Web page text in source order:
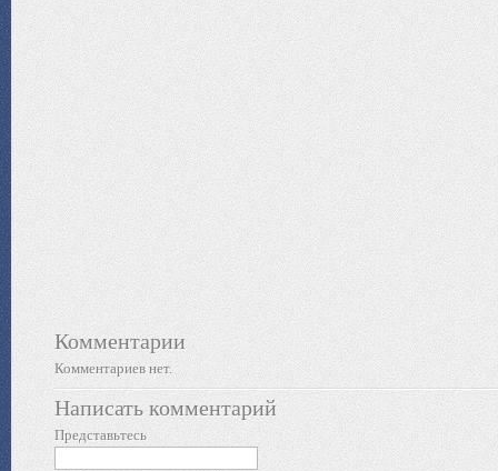
Комментарии
Комментариев нет.
Написать комментарий
Представьтесь